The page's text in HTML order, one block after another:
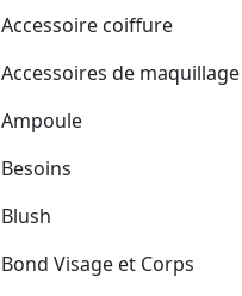
Accessoire coiffure
Accessoires de maquillage
Ampoule
Besoins
Blush
Bond Visage et Corps